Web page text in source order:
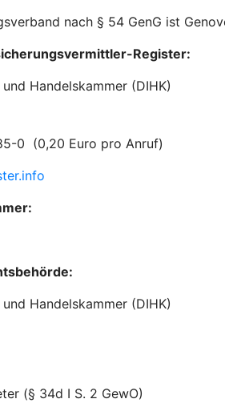
nach § 54 GenG ist
Register:
Handelskammer (DIHK)
0 (0,20 Euro pro Anruf)
Handelskammer (DIHK)
(§ 34d I S. 2 GewO)